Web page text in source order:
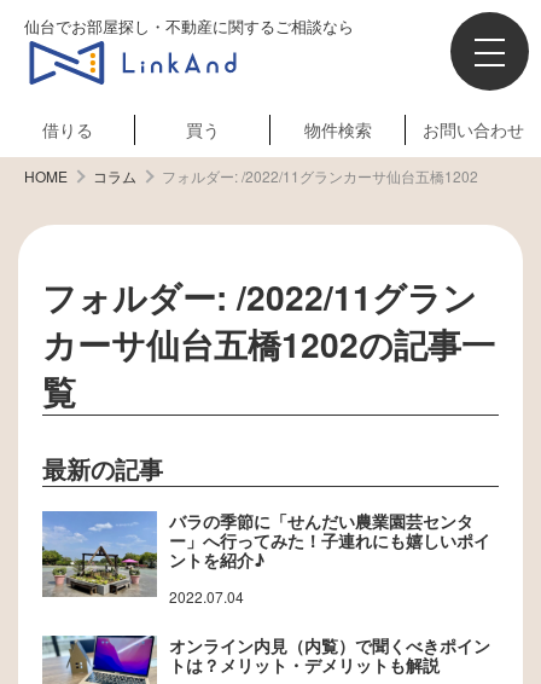
仙台でお部屋探し・不動産に関するご相談なら
借りる 買う 物件検索 お問い合わせ
HOME コラム フォルダー:/2022/11グランカーサ仙台五橋1202
フォルダー:/2022/11グラン
カーサ仙台五橋1202の記事一
覧
最新の記事
バラの季節に「せんだい農業園芸センタ
ー」へ行ってみた！子連れにも嬉しいポイ
ントを紹介♪
2022.07.04
オンライン内見（内覧）で聞くべきポイン
トは？メリット・デメリットも解説